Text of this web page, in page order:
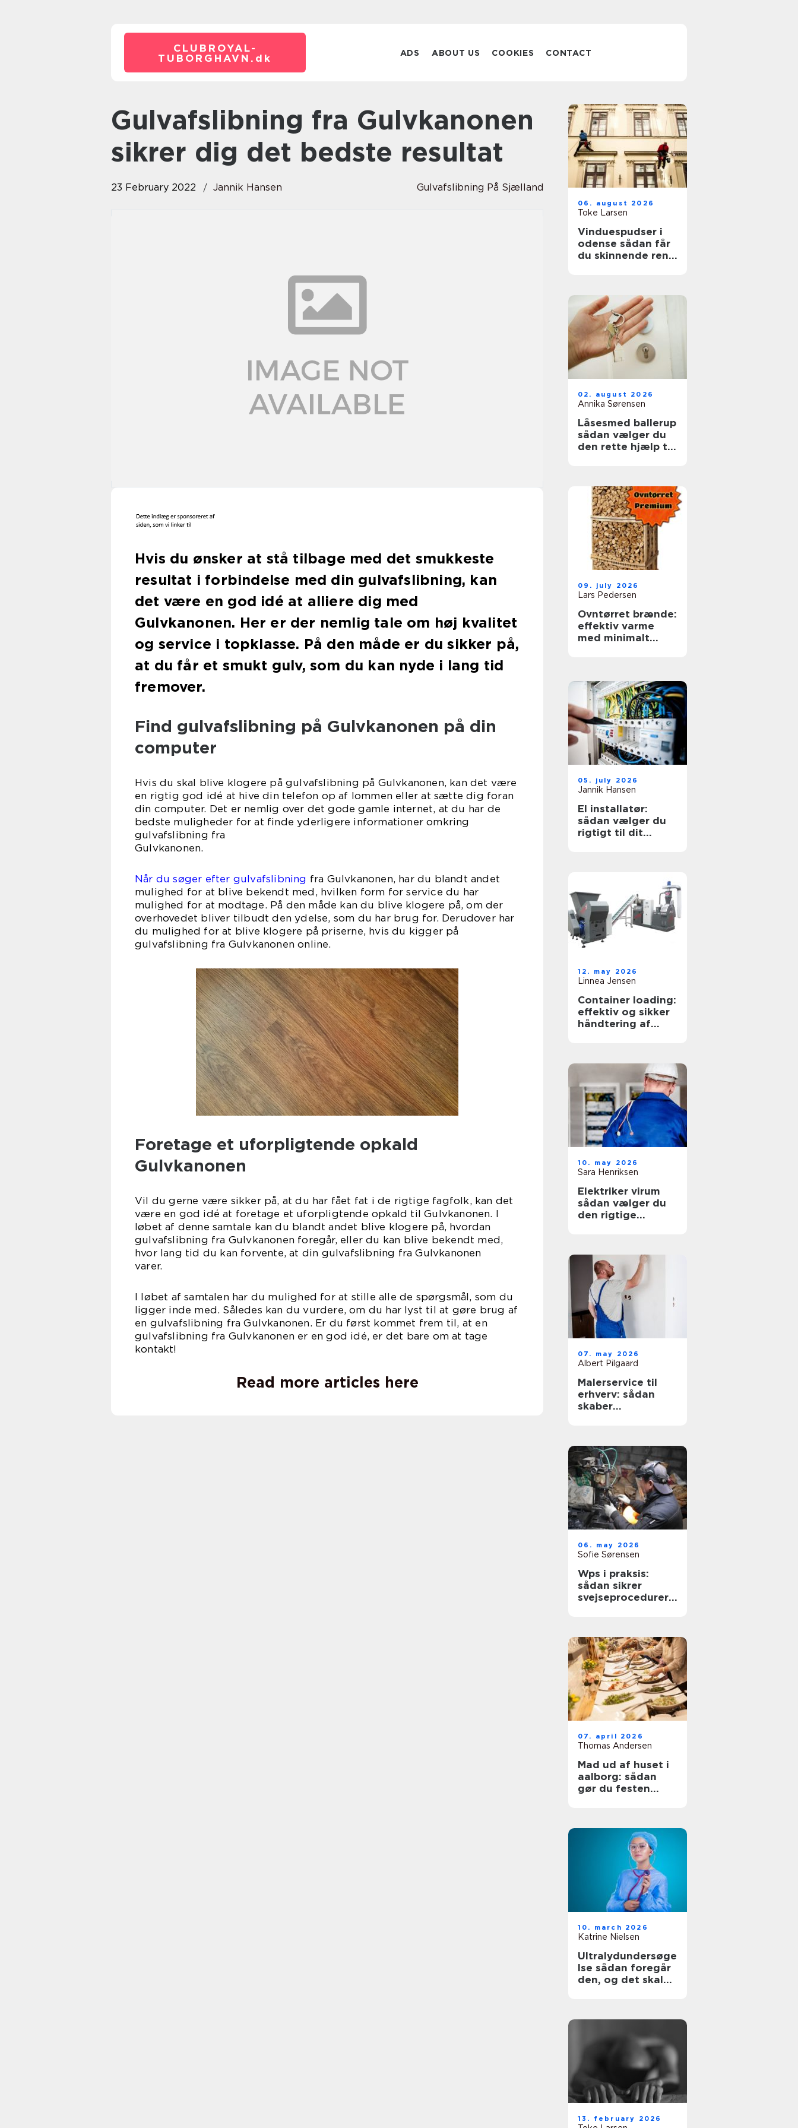
CLUBROYAL-
TUBORGHAVN. dk ADS ABOUT US COOKIES CONTACT
Gulvafslibning fra Gulvkanonen
sikrer dig det bedste resultat
23 February 2022 Jannik Hansen Gulvafslibning På Sjælland
Hvis du ønsker at stå tilbage med det smukkeste
resultat i forbindelse med din gulvafslibning, kan
det være en god idé at alliere dig med
Gulvkanonen. Her er der nemlig tale om høj kvalitet
og service i topklasse. På den måde er du sikker på,
at du får et smukt gulv, som du kan nyde i lang tid
fremover.
Find gulvafslibning på Gulvkanonen på din
computer
Hvis du skal blive klogere på gulvafslibning på Gulvkanonen, kan det være
en rigtig god idé at hive din telefon op af lommen eller at sætte dig foran
din computer. Det er nemlig over det gode gamle internet, at du har de
bedste muligheder for at finde yderligere informationer omkring
gulvafslibning fra
Gulvkanonen.
Når du søger efter gulvafslibning fra Gulvkanonen, har du blandt andet
mulighed for at blive bekendt med, hvilken form for service du har
mulighed for at modtage. På den måde kan du blive klogere på, om der
overhovedet bliver tilbudt den ydelse, som du har brug for. Derudover har
du mulighed for at blive klogere på priserne, hvis du kigger på
gulvafslibning fra Gulvkanonen online.
Foretage et uforpligtende opkald
Gulvkanonen
Vil du gerne være sikker på, at du har fået fat i de rigtige fagfolk, kan det
være en god idé at foretage et uforpligtende opkald til Gulvkanonen. I
løbet af denne samtale kan du blandt andet blive klogere på, hvordan
gulvafslibning fra Gulvkanonen foregår, eller du kan blive bekendt med,
hvor lang tid du kan forvente, at din gulvafslibning fra Gulvkanonen
varer.
I løbet af samtalen har du mulighed for at stille alle de spørgsmål, som du
ligger inde med. Således kan du vurdere, om du har lyst til at gøre brug af
en gulvafslibning fra Gulvkanonen. Er du først kommet frem til, at en
gulvafslibning fra Gulvkanonen er en god idé, er det bare om at tage
kontakt!
Read more articles here
06. august 2026
Toke Larsen
Vinduespudser i
odense sådan får
du skinnende rene
02. august 2026
Annika Sørensen
Låsesmed ballerup
sådan vælger du
den rette hjælp til
09. july 2026
Lars Pedersen
Ovntørret brænde:
effektiv varme
med minimalt
05. july 2026
Jannik Hansen
El installatør:
sådan vælger du
rigtigt til dit
12. may 2026
Linnea Jensen
Container loading:
effektiv og sikker
håndtering af
10. may 2026
Sara Henriksen
Elektriker virum
sådan vælger du
den rigtige
07. may 2026
Albert Pilgaard
Malerservice til
erhverv: sådan
skaber
virksomheder
06. may 2026
Sofie Sørensen
Wps i praksis:
sådan sikrer
svejseprocedurer
07. april 2026
Thomas Andersen
Mad ud af huset i
aalborg: sådan
gør du festen
10. march 2026
Katrine Nielsen
Ultralydundersøge
lse sådan foregår
den, og det skal
13. february 2026